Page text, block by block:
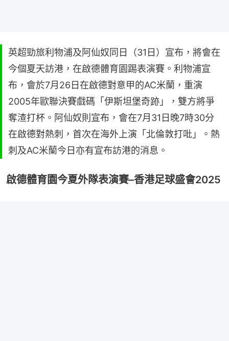
英超勁旅利物浦及阿仙奴同日（31日）宣布，將會在
今個夏天訪港，在啟德體育園踢表演賽。利物浦宣
布，會於7月26日在啟德對意甲的AC米蘭，重演
2005年歐聯決賽戲碼「伊斯坦堡奇跡」，雙方將爭
奪渣打杯。阿仙奴則宣布，會在7月31日晚7時30分
在啟德對熱刺，首次在海外上演「北倫敦打吡」。熱
刺及AC米蘭今日亦有宣布訪港的消息。
啟德體育園今夏外隊表演賽–香港足球盛會2025